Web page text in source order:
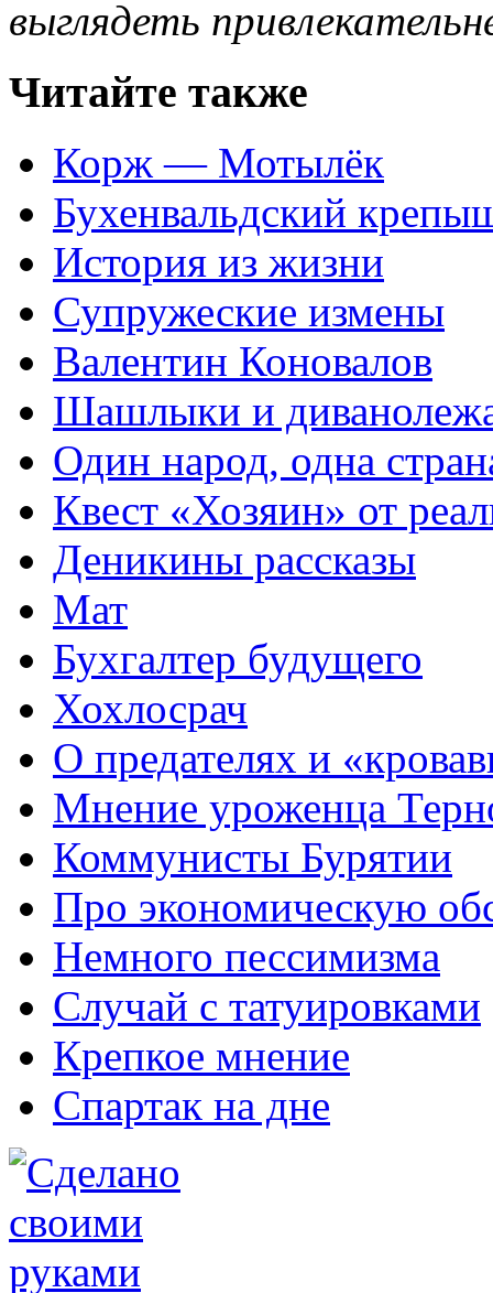
выглядеть
Читайте также
Корж — Мотылёк
Бухенвальдский
История из жизни
Супружеские измены
Валентин Коновалов
Шашлыки и
Один народ, одна
Квест «Хозяин» от
Деникины рассказы
Мат
Бухгалтер будущего
Хохлосрач
О предателях и
Мнение уроженца
Коммунисты Бурятии
Про экономическую
Немного пессимизма
Случай с татуировками
Крепкое мнение
Спартак на дне